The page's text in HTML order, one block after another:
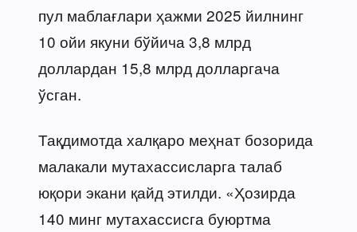
пул маблағлари ҳажми 2025 йилнинг
10 ойи якуни бўйича 3,8 млрд
доллардан 15,8 млрд долларгача
ўсган.
Тақдимотда халқаро меҳнат бозорида
малакали мутахассисларга талаб
юқори экани қайд этилди. «Ҳозирда
140 минг мутахассисга буюртма